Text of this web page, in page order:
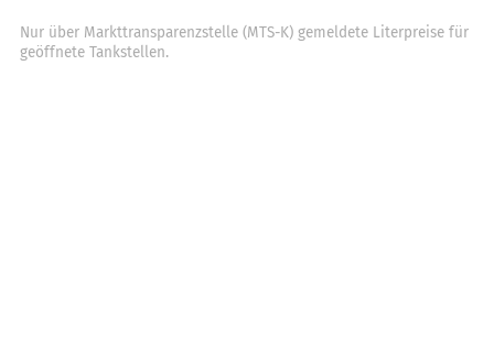
Nur über Markttransparenzstelle (MTS-K) gemeldete Literpreise für
geöffnete Tankstellen.